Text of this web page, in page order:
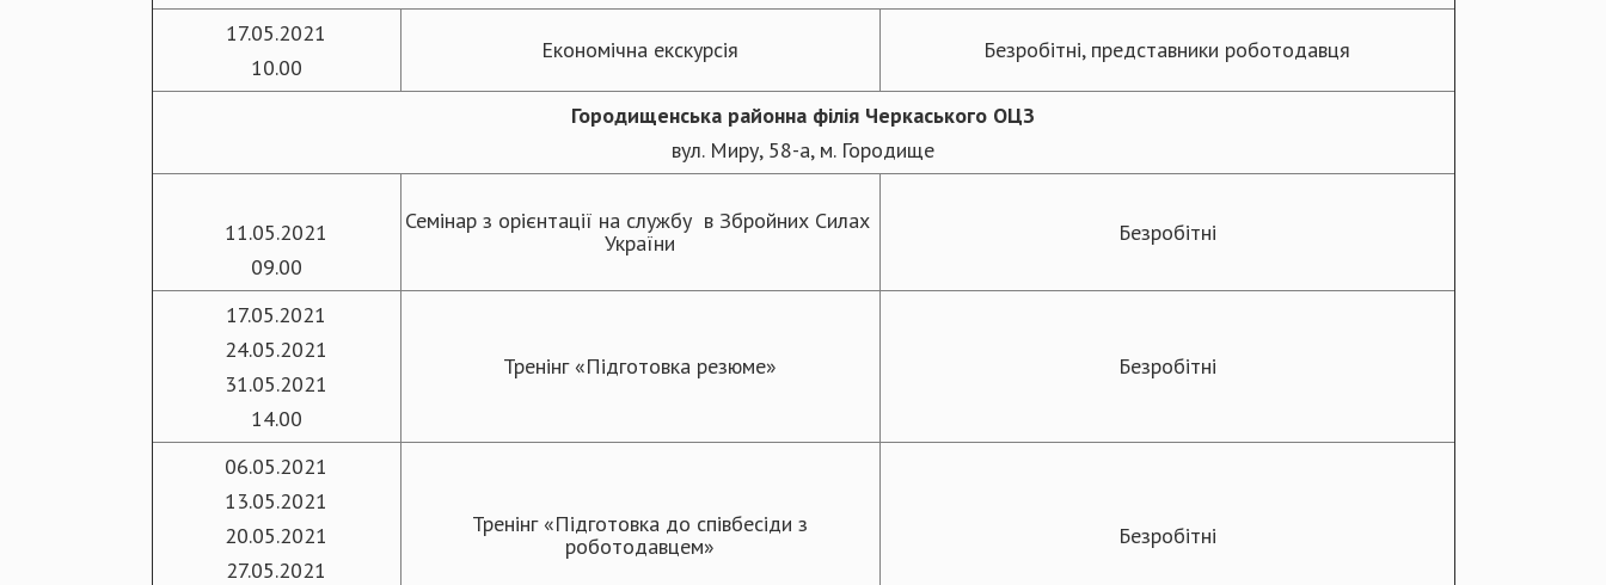
17.05.2021
10.00
Економічна екскурсія Безробітні, представники роботодавця
Городищенська районна філія Черкаського ОЦЗ
вул. Миру, 58-а, м. Городище
11.05.2021
09.00
Семінар з орієнтації на службу в Збройних Силах
України
Безробітні
17.05.2021
24.05.2021
31.05.2021
14.00
Тренінг«Підготовка резюме» Безробітні
06.05.2021
13.05.2021
20.05.2021
27.05.2021
Тренінг «Підготовка до співбесіди з
роботодавцем»
Безробітні